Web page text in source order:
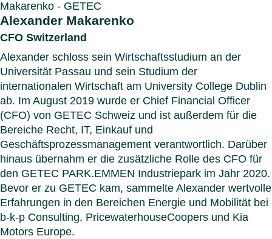
Alexander Makarenko
CFO Switzerland
Alexander schloss sein Wirtschaftsstudium an der
Universität Passau und sein Studium der
internationalen Wirtschaft am University College Dublin
ab. Im August 2019 wurde er Chief Financial Officer
(CFO) von GETEC Schweiz und ist außerdem für die
Bereiche Recht, IT, Einkauf und
Geschäftsprozessmanagement verantwortlich. Darüber
hinaus übernahm er die zusätzliche Rolle des CFO für
den GETEC PARK.EMMEN Industriepark im Jahr 2020.
Bevor er zu GETEC kam, sammelte Alexander wertvolle
Erfahrungen in den Bereichen Energie und Mobilität bei
b-k-p Consulting, PricewaterhouseCoopers und Kia
Motors Europe.